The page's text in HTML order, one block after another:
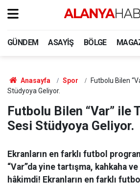
GÜNDEM ASAYIŞ BÖLGE
Anasayfa Spor
Futbolu Bilen
Stüdyoya Geliyor.
Futbolu Bilen “Var” ile
Sesi Stüdyoya Geliyor.
Ekranların en farklı futbol
“Var’’da yine tartışma, kahkaha
hâkimdi! Ekranların en farklı